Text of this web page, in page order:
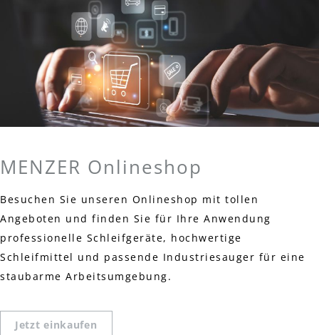
MENZER Onlineshop
Besuchen Sie unseren Onlineshop mit tollen
Angeboten und finden Sie für Ihre Anwendung
professionelle Schleifgeräte, hochwertige
Schleifmittel und passende Industriesauger für eine
staubarme Arbeitsumgebung.
Jetzt einkaufen